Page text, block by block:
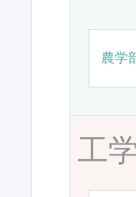
農学
工